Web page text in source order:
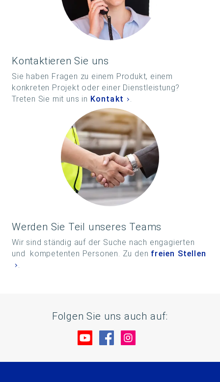
Kontaktieren Sie uns
Sie haben Fragen zu einem Produkt, einem
konkreten Projekt oder einer Dienstleistung?
Treten Sie mit uns in Kontakt .
Werden Sie Teil unseres Teams
Wir sind ständig auf der Suche nach engagierten
und kompetenten Personen. Zu den freien Stellen
.
Folgen Sie uns auch auf:
Besuche uns auf YouTube
Besuche uns auf